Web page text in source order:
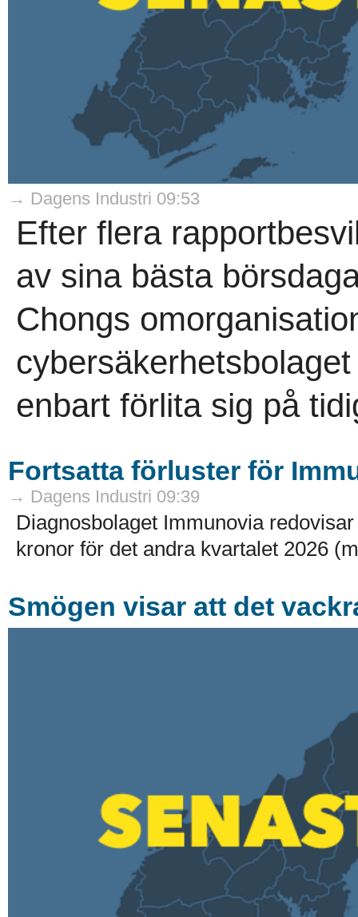
→ Dagens Industri 09:53
Efter flera
av sina bästa
Chongs
enbart förlita sig på
Fortsatta förluster för
→ Dagens Industri 09:39
Diagnosbolaget Immunovia
kronor för det andra kvartalet 2026
Smögen visar att det